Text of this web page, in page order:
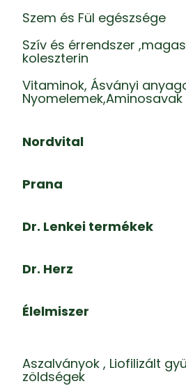
Szem és Fül egészsége
Szív és érrendszer
koleszterin
Vitaminok, Ásványi
Nyomelemek,Aminosavak
Nordvital
Prana
Dr. Lenkei termékek
Dr. Herz
Élelmiszer
Aszalványok , Liofilizált
zöldségek